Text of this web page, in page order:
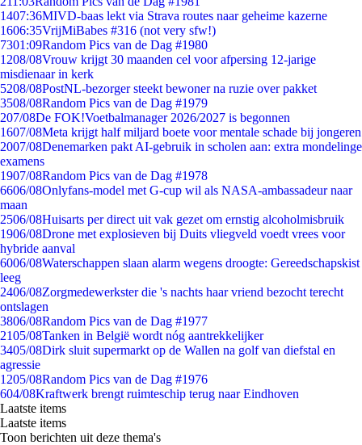
1407:36MIVD-baas lekt via Strava routes naar geheime kazerne
1606:35VrijMiBabes #316 (not very sfw!)
7301:09Random Pics van de Dag #1980
1208/08Vrouw krijgt 30 maanden cel voor afpersing 12-jarige
misdienaar in kerk
5208/08PostNL-bezorger steekt bewoner na ruzie over pakket
3508/08Random Pics van de Dag #1979
207/08De FOK!Voetbalmanager 2026/2027 is begonnen
1607/08Meta krijgt half miljard boete voor mentale schade bij jongeren
2007/08Denemarken pakt AI-gebruik in scholen aan: extra mondelinge
examens
1907/08Random Pics van de Dag #1978
6606/08Onlyfans-model met G-cup wil als NASA-ambassadeur naar
maan
2506/08Huisarts per direct uit vak gezet om ernstig alcoholmisbruik
1906/08Drone met explosieven bij Duits vliegveld voedt vrees voor
hybride aanval
6006/08Waterschappen slaan alarm wegens droogte: Gereedschapskist
leeg
2406/08Zorgmedewerkster die 's nachts haar vriend bezocht terecht
ontslagen
3806/08Random Pics van de Dag #1977
2105/08Tanken in België wordt nóg aantrekkelijker
3405/08Dirk sluit supermarkt op de Wallen na golf van diefstal en
agressie
1205/08Random Pics van de Dag #1976
604/08Kraftwerk brengt ruimteschip terug naar Eindhoven
Laatste items
Laatste items
Toon berichten uit deze thema's